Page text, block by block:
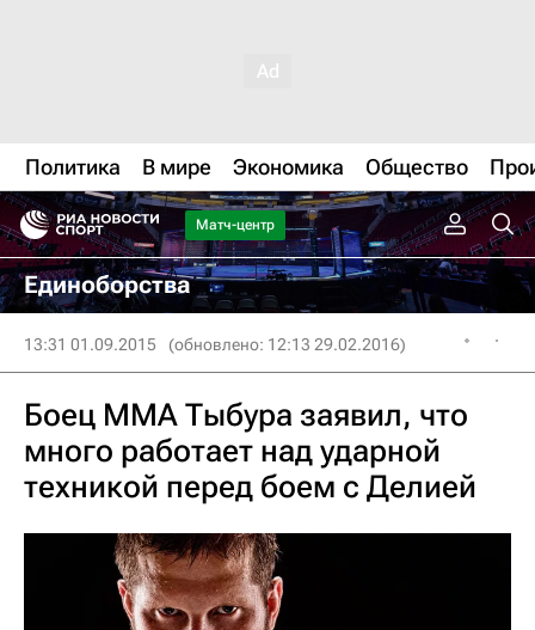
Политика В мире Экономика Общество
Матч-центр
Единоборства
13:31 01.09.2015 (обновлено: 12:13 29.02.2016)
Боец MMA Тыбура заявил, что
много работает над ударной
техникой перед боем с Делией